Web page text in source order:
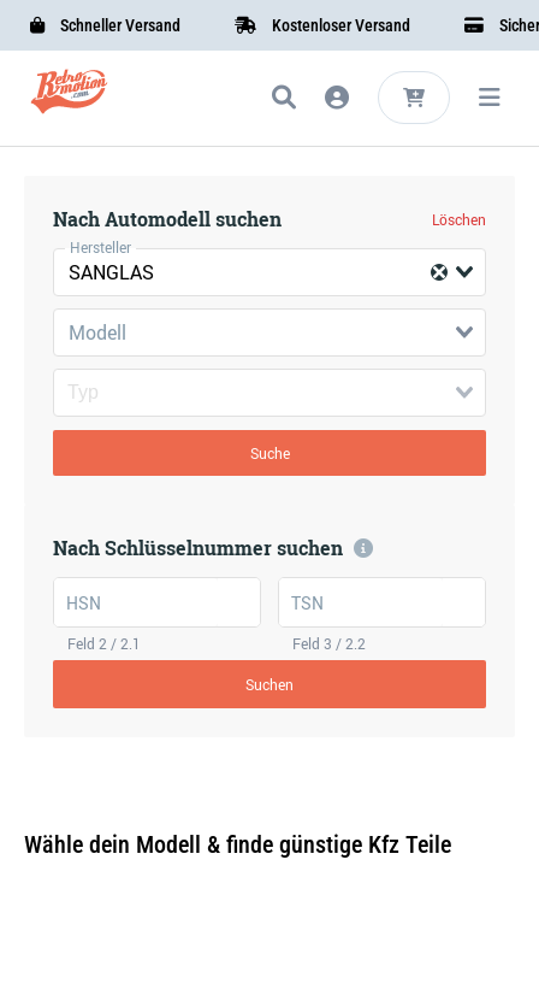
Schneller Versand Kostenloser Versand Sichere
Nach Automodell suchen
Löschen
Hersteller
SANGLAS
Modell
Suche
Nach Schlüsselnummer suchen
HSN
Feld 2 / 2.1
TSN
Feld 3 / 2.2
Suchen
Wähle dein Modell & finde günstige Kfz Teile